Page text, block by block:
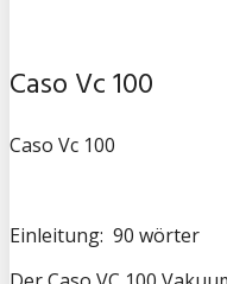
Caso Vc 100
Caso Vc 100
Einleitung: 90 wörter